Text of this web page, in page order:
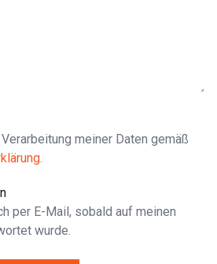
meiner Daten gemäß
.
per E-Mail, sobald auf meinen
wurde.